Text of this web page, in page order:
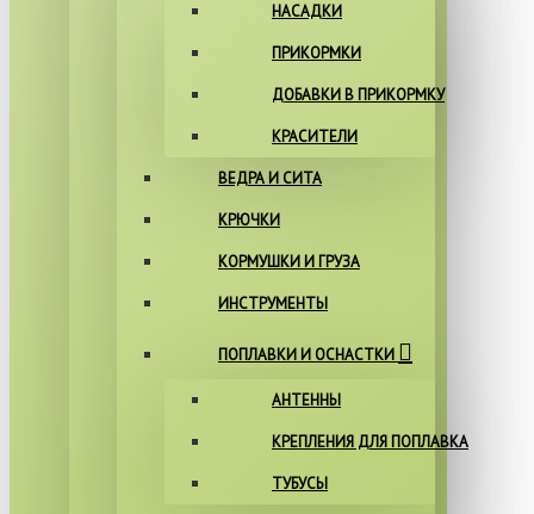
НАСАДКИ
ПРИКОРМКИ
ДОБАВКИ В ПРИКОРМКУ
КРАСИТЕЛИ
ВЕДРА И СИТА
КРЮЧКИ
КОРМУШКИ И ГРУЗА
ИНСТРУМЕНТЫ
ПОПЛАВКИ И ОСНАСТКИ
АНТЕННЫ
КРЕПЛЕНИЯ ДЛЯ ПОПЛАВКА
ТУБУСЫ